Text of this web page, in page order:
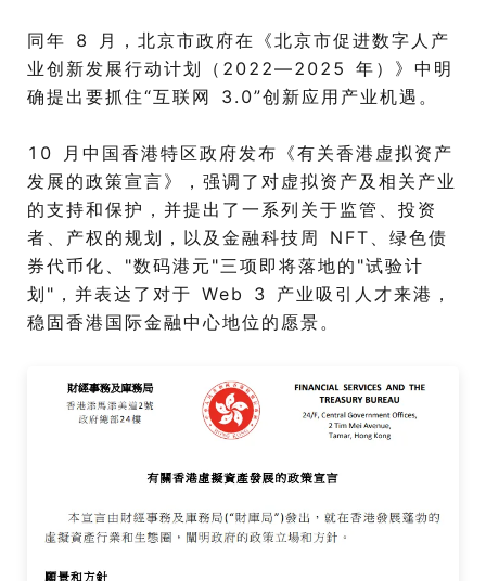
同年 8 月，北京市政府在《北京市促进数字人产
业创新发展行动计划（2022—2025 年）》中明
确提出要抓住“互联网 3.0”创新应用产业机遇。
10 月中国香港特区政府发布《有关香港虚拟资产
发展的政策宣言》，强调了对虚拟资产及相关产业
的支持和保护，并提出了一系列关于监管、投资
者、产权的规划，以及金融科技周 NFT、绿色债
券代币化、"数码港元"三项即将落地的"试验计
划"，并表达了对于 Web 3 产业吸引人才来港，
稳固香港国际金融中心地位的愿景。